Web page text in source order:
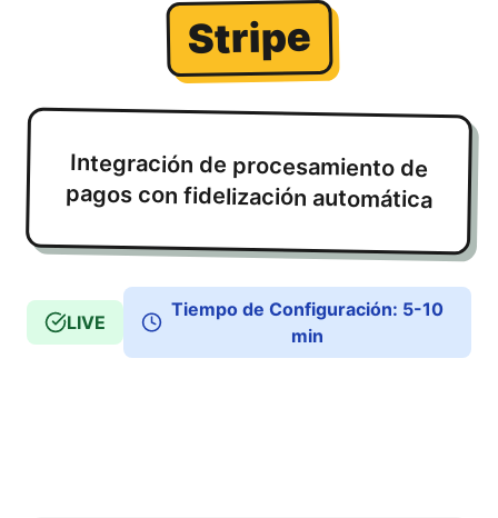
Stripe
Integración de procesamiento de
pagos con fidelización automática
LIVE
Tiempo de Configuración: 5-10
min